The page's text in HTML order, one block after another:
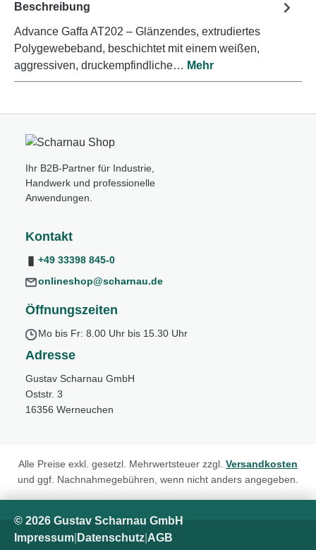
Beschreibung
Advance Gaffa AT202 – Glänzendes, extrudiertes
Polygewebeband, beschichtet mit einem weißen,
aggressiven, druckempfindliche… Mehr
Ihr B2B-Partner für Industrie,
Handwerk und professionelle
Anwendungen.
Kontakt
+49 33398 845-0
onlineshop@scharnau.de
Öffnungszeiten
Mo bis Fr: 8.00 Uhr bis 15.30 Uhr
Adresse
Gustav Scharnau GmbH
Oststr. 3
16356 Werneuchen
Alle Preise exkl. gesetzl. Mehrwertsteuer zzgl. Versandkosten
und ggf. Nachnahmegebühren, wenn nicht anders angegeben.
© 2026 Gustav Scharnau GmbH
Impressum Datenschutz AGB